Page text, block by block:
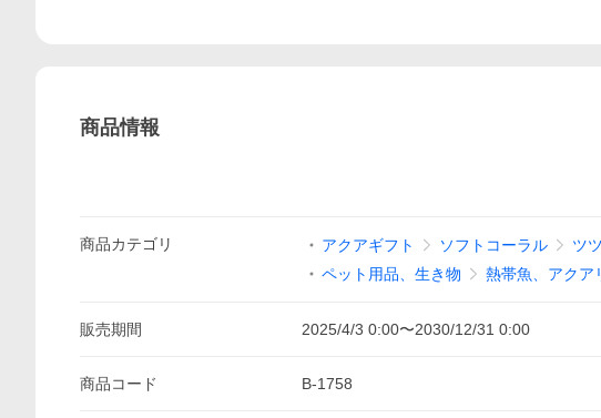
商品情報
商品カテゴリ アクアギフト ソフトコーラル
ツ
ペット用品、生き物
熱帯魚、アクア
販売期間 2025/4/3 0:00〜2030/12/31 0:00
商品コード B-1758